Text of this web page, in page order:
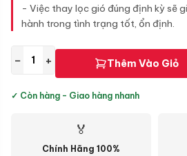
- Việc thay lọc gió đúng định kỳ sẽ
hành trong tình trạng tốt, ổn định.
− + Thêm Vào Giỏ
✓ Còn hàng - Giao hàng nhanh
🏅
Chính Hãng 100%